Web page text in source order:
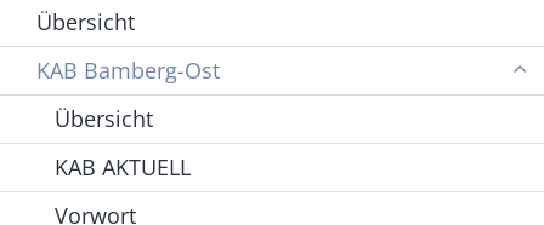
Übersicht
KAB Bamberg-Ost
Übersicht
KAB AKTUELL
Vorwort